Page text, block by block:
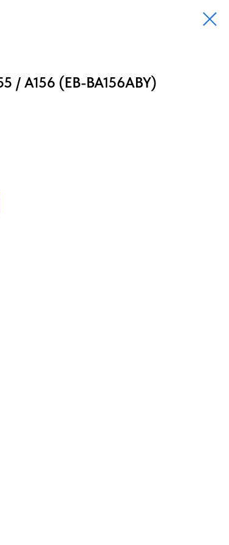
/ A156 (EB-BA156ABY)